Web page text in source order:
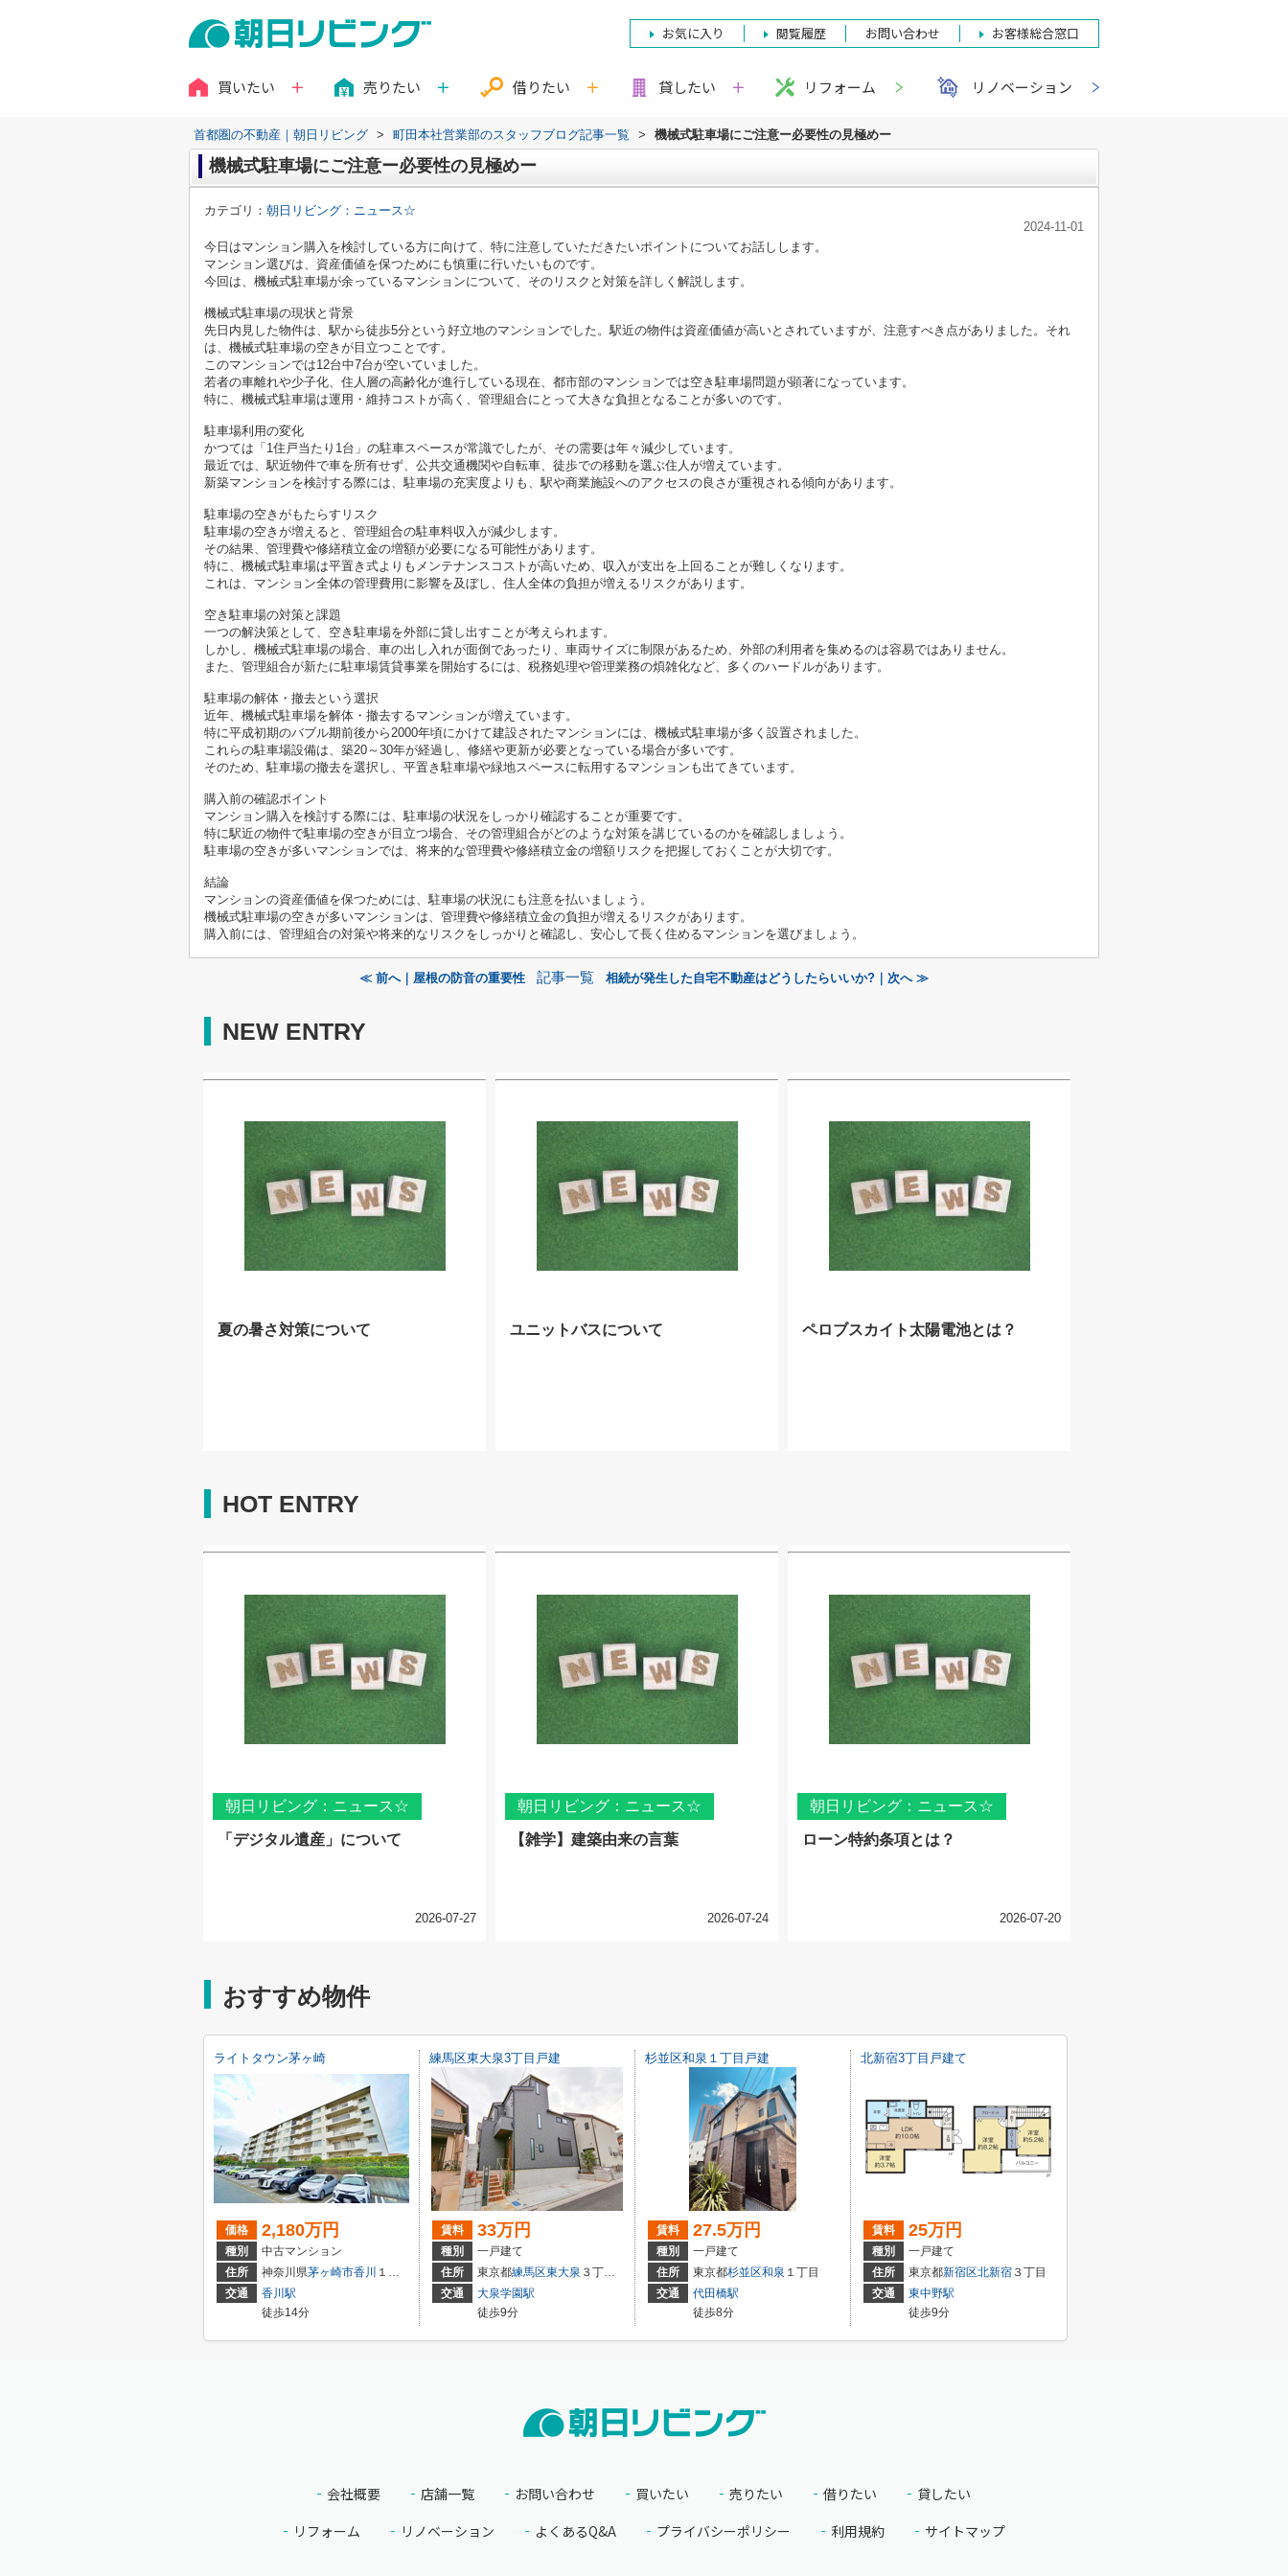
お気に入り 閲覧履歴 お問い合わせ お客様総合窓口
買いたい 売りたい 借りたい 貸したい リフォーム リノベーション
首都圏の不動産｜朝日リビング > 町田本社営業部のスタッフブログ記事一覧 > 機械式駐車場にご注意ー必要性の見極めー
機械式駐車場にご注意ー必要性の見極めー
カテゴリ： 朝日リビング：ニュース☆
2024-11-01
今日はマンション購入を検討している方に向けて、特に注意していただきたいポイントについてお話しします。
マンション選びは、資産価値を保つためにも慎重に行いたいものです。
今回は、機械式駐車場が余っているマンションについて、そのリスクと対策を詳しく解説します。
機械式駐車場の現状と背景
先日内見した物件は、駅から徒歩5分という好立地のマンションでした。駅近の物件は資産価値が高いとされていますが、注意すべき点がありました。それ
は、機械式駐車場の空きが目立つことです。
このマンションでは12台中7台が空いていました。
若者の車離れや少子化、住人層の高齢化が進行している現在、都市部のマンションでは空き駐車場問題が顕著になっています。
特に、機械式駐車場は運用・維持コストが高く、管理組合にとって大きな負担となることが多いのです。
駐車場利用の変化
かつては「1住戸当たり1台」の駐車スペースが常識でしたが、その需要は年々減少しています。
最近では、駅近物件で車を所有せず、公共交通機関や自転車、徒歩での移動を選ぶ住人が増えています。
新築マンションを検討する際には、駐車場の充実度よりも、駅や商業施設へのアクセスの良さが重視される傾向があります。
駐車場の空きがもたらすリスク
駐車場の空きが増えると、管理組合の駐車料収入が減少します。
その結果、管理費や修繕積立金の増額が必要になる可能性があります。
特に、機械式駐車場は平置き式よりもメンテナンスコストが高いため、収入が支出を上回ることが難しくなります。
これは、マンション全体の管理費用に影響を及ぼし、住人全体の負担が増えるリスクがあります。
空き駐車場の対策と課題
一つの解決策として、空き駐車場を外部に貸し出すことが考えられます。
しかし、機械式駐車場の場合、車の出し入れが面倒であったり、車両サイズに制限があるため、外部の利用者を集めるのは容易ではありません。
また、管理組合が新たに駐車場賃貸事業を開始するには、税務処理や管理業務の煩雑化など、多くのハードルがあります。
駐車場の解体・撤去という選択
近年、機械式駐車場を解体・撤去するマンションが増えています。
特に平成初期のバブル期前後から2000年頃にかけて建設されたマンションには、機械式駐車場が多く設置されました。
これらの駐車場設備は、築20～30年が経過し、修繕や更新が必要となっている場合が多いです。
そのため、駐車場の撤去を選択し、平置き駐車場や緑地スペースに転用するマンションも出てきています。
購入前の確認ポイント
マンション購入を検討する際には、駐車場の状況をしっかり確認することが重要です。
特に駅近の物件で駐車場の空きが目立つ場合、その管理組合がどのような対策を講じているのかを確認しましょう。
駐車場の空きが多いマンションでは、将来的な管理費や修繕積立金の増額リスクを把握しておくことが大切です。
結論
マンションの資産価値を保つためには、駐車場の状況にも注意を払いましょう。
機械式駐車場の空きが多いマンションは、管理費や修繕積立金の負担が増えるリスクがあります。
購入前には、管理組合の対策や将来的なリスクをしっかりと確認し、安心して長く住めるマンションを選びましょう。
≪ 前へ｜屋根の防音の重要性 記事一覧 相続が発生した自宅不動産はどうしたらいいか?｜次へ ≫
NEW ENTRY
夏の暑さ対策について ユニットバスについて ペロブスカイト太陽電池とは？
HOT ENTRY
朝日リビング：ニュース☆
「デジタル遺産」について
2026-07-27
朝日リビング：ニュース☆
【雑学】建築由来の言葉
2026-07-24
朝日リビング：ニュース☆
ローン特約条項とは？
2026-07-20
おすすめ物件
ライトタウン茅ヶ崎
価格 2,180万円
種別
中古マンション
住所
神奈川県茅ヶ崎市香川 １丁目
交通
香川駅
徒歩14分
練馬区東大泉3丁目戸建
賃料 33万円
種別
一戸建て
住所
東京都練馬区東大泉 ３丁目12-7
交通
大泉学園駅
徒歩9分
杉並区和泉１丁目戸建
賃料 27.5万円
種別
一戸建て
住所
東京都杉並区和泉 １丁目
交通
代田橋駅
徒歩8分
北新宿3丁目戸建て
賃料 25万円
種別
一戸建て
住所
東京都新宿区北新宿 ３丁目
交通
東中野駅
徒歩9分
会社概要 店舗一覧 お問い合わせ 買いたい 売りたい 借りたい
貸したい
リフォーム
リノベーション よくあるQ&A プライバシーポリシー 利用規約 サイトマップ